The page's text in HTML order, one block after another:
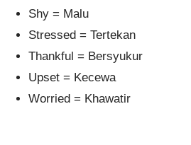
Shy = Malu
Stressed = Tertekan
Thankful = Bersyukur
Upset = Kecewa
Worried = Khawatir